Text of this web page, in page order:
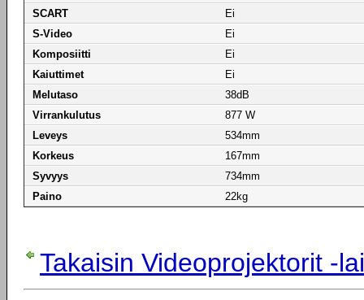
SCART
Ei
S-Video
Ei
Komposiitti
Ei
Kaiuttimet
Ei
Melutaso
38dB
Virrankulutus
877 W
Leveys
534mm
Korkeus
167mm
Syvyys
734mm
Paino
22kg
Takaisin Videoprojektorit -